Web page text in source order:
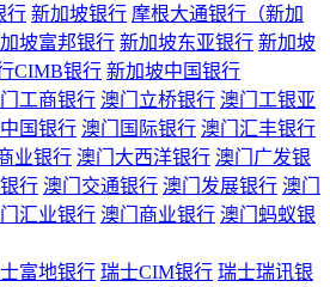
行 新加坡银行 摩根大通银行（新加
坡富邦银行 新加坡东亚银行 新加坡
CIMB银行 新加坡中国银行
工商银行 澳门立桥银行 澳门工银亚
国银行 澳门国际银行 澳门汇丰银行
业银行 澳门大西洋银行 澳门广发银
行 澳门交通银行 澳门发展银行 澳门
汇业银行 澳门商业银行 澳门蚂蚁银
富地银行 瑞士CIM银行 瑞士瑞讯银